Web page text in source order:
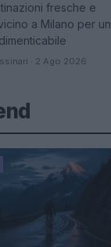
fresche e
a Milano per un
· 2 Ago 2026